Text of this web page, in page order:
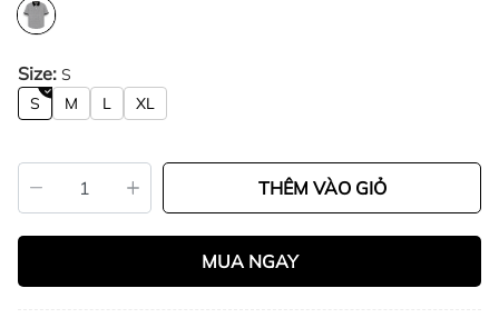
Size: S
S
M L XL
THÊM VÀO GIỎ
MUA NGAY